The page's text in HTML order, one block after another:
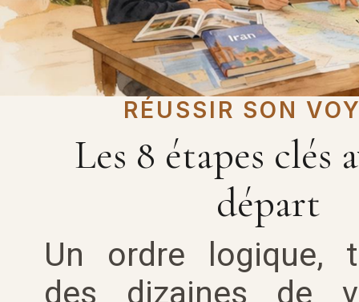
RÉUSSIR SON
Les 8 étapes clés
départ
Un ordre logique,
des dizaines de